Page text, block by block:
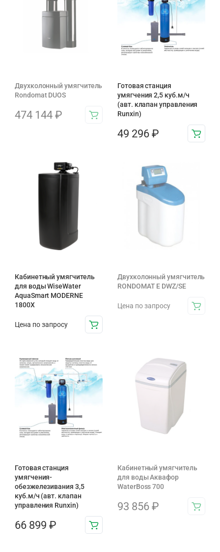
Двухколонный умягчитель
Rondomat DUOS
474 144 ₽
Готовая станция
умягчения 2,5 куб.м/ч
(авт. клапан управления
Runxin)
49 296 ₽
Кабинетный умягчитель
для воды WiseWater
AquaSmart MODERNE
1800X
Цена по запросу
Двухколонный умягчитель
RONDOMAT E DWZ/SE
Цена по запросу
Готовая станция
умягчения-
обезжелезивания 3,5
куб.м/ч (авт. клапан
управления Runxin)
66 899 ₽
Кабинетный умягчитель
для воды Аквафор
WaterBoss 700
93 856 ₽